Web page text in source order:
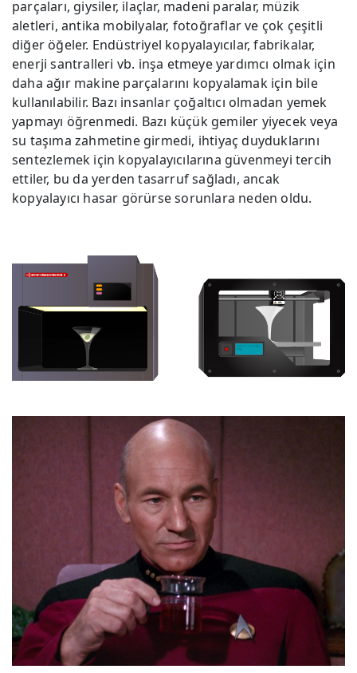
parçaları, giysiler, ilaçlar, madeni paralar, müzik
aletleri, antika mobilyalar, fotoğraflar ve çok çeşitli
diğer öğeler. Endüstriyel kopyalayıcılar, fabrikalar,
enerji santralleri vb. inşa etmeye yardımcı olmak için
daha ağır makine parçalarını kopyalamak için bile
kullanılabilir. Bazı insanlar çoğaltıcı olmadan yemek
yapmayı öğrenmedi. Bazı küçük gemiler yiyecek veya
su taşıma zahmetine girmedi, ihtiyaç duyduklarını
sentezlemek için kopyalayıcılarına güvenmeyi tercih
ettiler, bu da yerden tasarruf sağladı, ancak
kopyalayıcı hasar görürse sorunlara neden oldu.